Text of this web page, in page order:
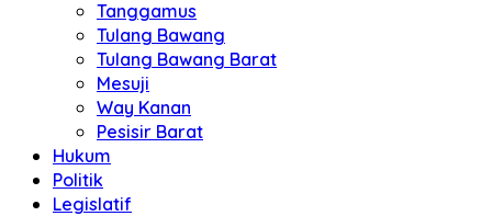
Tanggamus
Tulang Bawang
Tulang Bawang Barat
Mesuji
Way Kanan
Pesisir Barat
Hukum
Politik
Legislatif